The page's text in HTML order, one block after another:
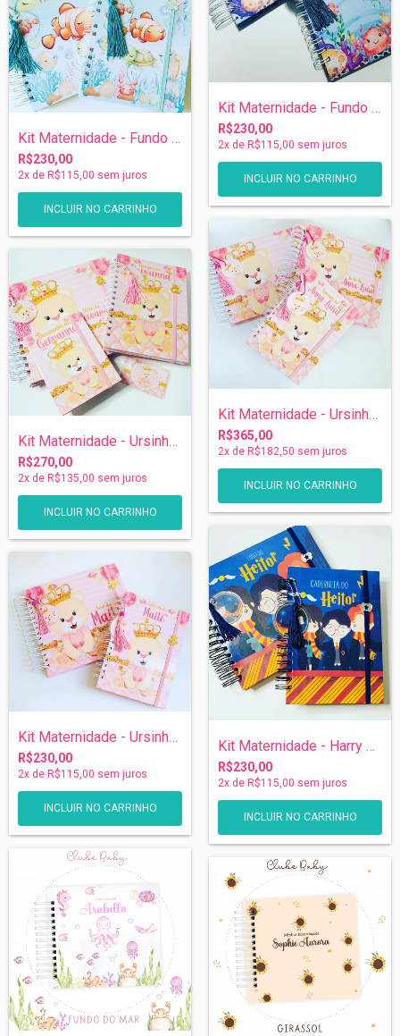
Kit Maternidade - Fundo do Mar
R$230,00
2x de R$115,00 sem juros
Kit Maternidade - Fundo do Mar
R$230,00
2x de R$115,00 sem juros
Kit Maternidade - Ursinha Princesa
R$270,00
2x de R$135,00 sem juros
Kit Maternidade - Ursinha Princesa
R$365,00
2x de R$182,50 sem juros
Kit Maternidade - Ursinha Princesa
R$230,00
2x de R$115,00 sem juros
Kit Maternidade - Harry Potter
R$230,00
2x de R$115,00 sem juros